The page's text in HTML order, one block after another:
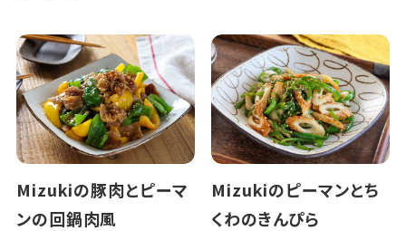
Mizukiの豚肉とピーマ
ンの回鍋肉風
Mizukiのピーマンとち
くわのきんぴら